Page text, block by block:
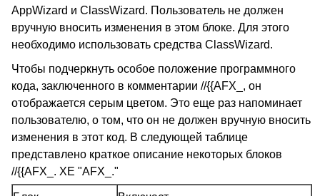
AppWizard и ClassWizard. Пользователь не должен
вручную вносить изменения в этом блоке. Для этого
необходимо использовать средства ClassWizard.
Чтобы подчеркнуть особое положение программного
кода, заключенного в комментарии //{{AFX_, он
отображается серым цветом. Это еще раз напоминает
пользователю, о том, что он не должен вручную вносить
изменения в этот код. В следующей таблице
представлено краткое описание некоторых блоков
//{{AFX_. XE "AFX_."